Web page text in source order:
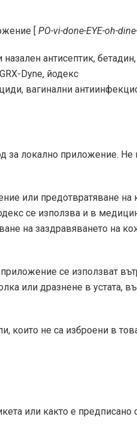
[ PO-vi-done-EYE-oh-
антисептик,
Dyne, йодекс
вагинални
локално приложение. Не
или предотвратяване
се използва и в
на заздравяването на
се използват
или дразнене в устата,
които не са изброени в
или както е предписано